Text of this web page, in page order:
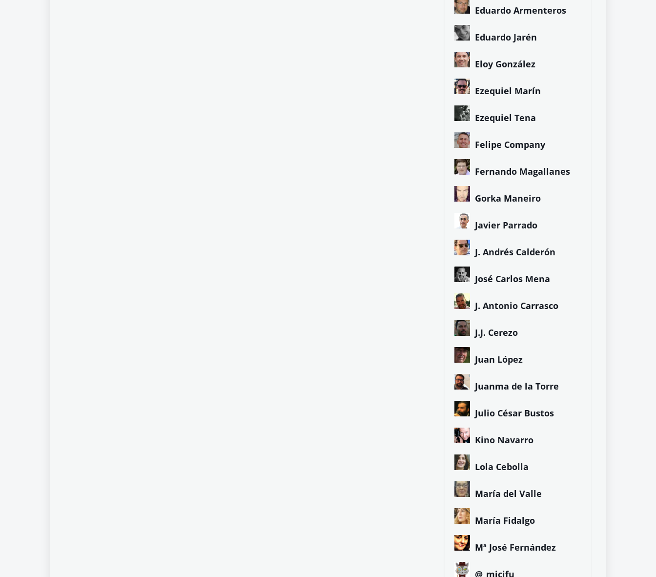
Eduardo Armenteros
Eduardo Jarén
Eloy González
Ezequiel Marín
Ezequiel Tena
Felipe Company
Fernando Magallanes
Gorka Maneiro
Javier Parrado
J. Andrés Calderón
José Carlos Mena
J. Antonio Carrasco
J.J. Cerezo
Juan López
Juanma de la Torre
Julio César Bustos
Kino Navarro
Lola Cebolla
María del Valle
María Fidalgo
Mª José Fernández
@_micifu_